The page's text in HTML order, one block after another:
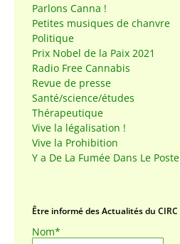
Parlons Canna !
Petites musiques de chanvre
Politique
Prix Nobel de la Paix 2021
Radio Free Cannabis
Revue de presse
Santé/science/études
Thérapeutique
Vive la légalisation !
Vive la Prohibition
Y a De La Fumée Dans Le Poste
Être informé des Actualités du CIRC
Nom*